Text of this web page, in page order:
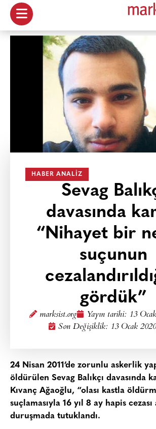
HABER ANALIZ
Sevag
davasında
“Nihayet bir
suçunun
gördük”
marksist.org Yayın tarihi: 13
Son Değişiklik: 13 Ocak
24 Nisan 2011’de zorunlu askerlik
öldürülen Sevag Balıkçı davasında
Kıvanç Ağaoğlu, “olası kastla
suçlamasıyla 16 yıl 8 ay hapis cezası
duruşmada tutuklandı.